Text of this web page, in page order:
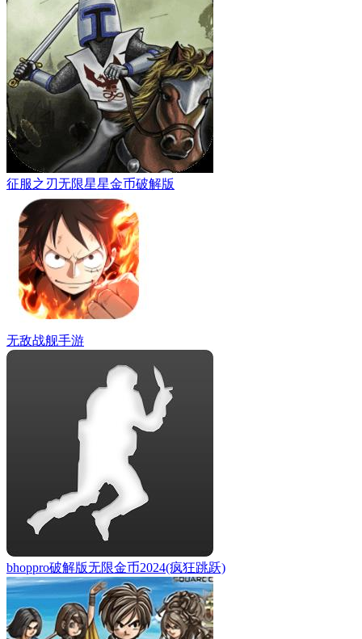
征服之刃无限星星金币破解版
无敌战舰手游
bhoppro破解版无限金币2024(疯狂跳跃)